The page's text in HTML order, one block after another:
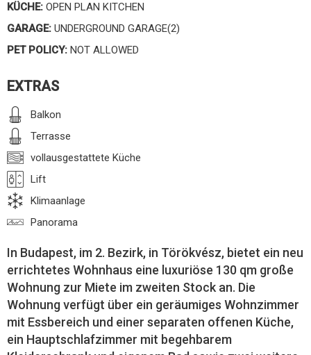
KÜCHE: OPEN PLAN KITCHEN
GARAGE: UNDERGROUND GARAGE(2)
PET POLICY: NOT ALLOWED
EXTRAS
Balkon
Terrasse
vollausgestattete Küche
Lift
Klimaanlage
Panorama
In Budapest, im 2. Bezirk, in Törökvész, bietet ein neu
errichtetes Wohnhaus eine luxuriöse 130 qm große
Wohnung zur Miete im zweiten Stock an. Die
Wohnung verfügt über ein geräumiges Wohnzimmer
mit Essbereich und einer separaten offenen Küche,
ein Hauptschlafzimmer mit begehbarem